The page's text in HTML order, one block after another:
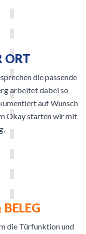
ORT
die passende
arbeitet dabei so
auf Wunsch
Okay starten wir mit
die Türfunktion und